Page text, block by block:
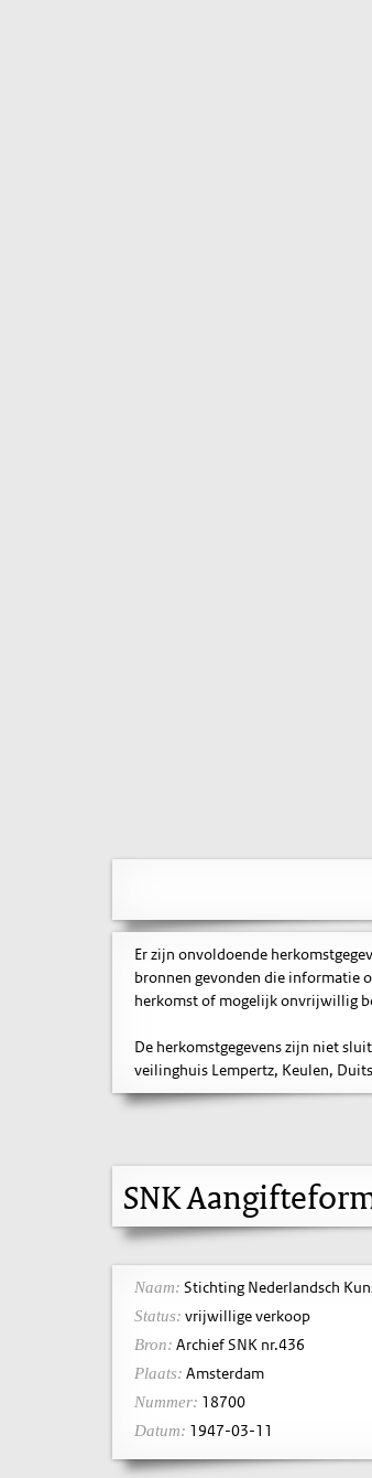
Er zijn onvoldoende
bronnen gevonden die informatie
herkomst of mogelijk onvrijwillig
De herkomstgegevens zijn niet
veilinghuis Lempertz, Keulen,
SNK
Naam: Stichting Nederlandsch
Status: vrijwillige verkoop
Bron: Archief SNK nr.436
Plaats: Amsterdam
Nummer: 18700
Datum: 1947-03-11